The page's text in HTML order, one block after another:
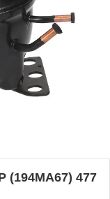
(194MA67) 477